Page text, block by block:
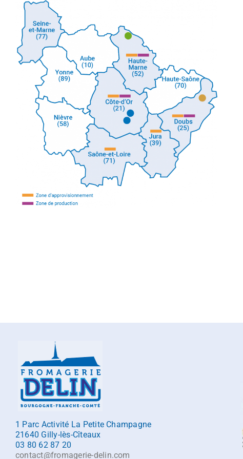
1 Parc Activité La Petite Champagne
21640 Gilly-lès-Cîteaux
03 80 62 87 20
contact@fromagerie-delin.com